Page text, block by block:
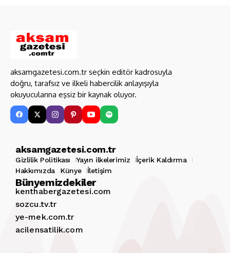
aksamgazetesi.com.tr seçkin editör kadrosuyla
doğru, tarafsız ve ilkeli habercilik anlayışıyla
okuyucularına eşsiz bir kaynak oluyor.
aksamgazetesi.com.tr
Gizlilik Politikası Yayın ilkelerimiz
İçerik Kaldırma
Hakkımızda
Künye İletişim
Bünyemizdekiler
kenthabergazetesi.com
sozcu.tv.tr
ye-mek.com.tr
acilensatilik.com